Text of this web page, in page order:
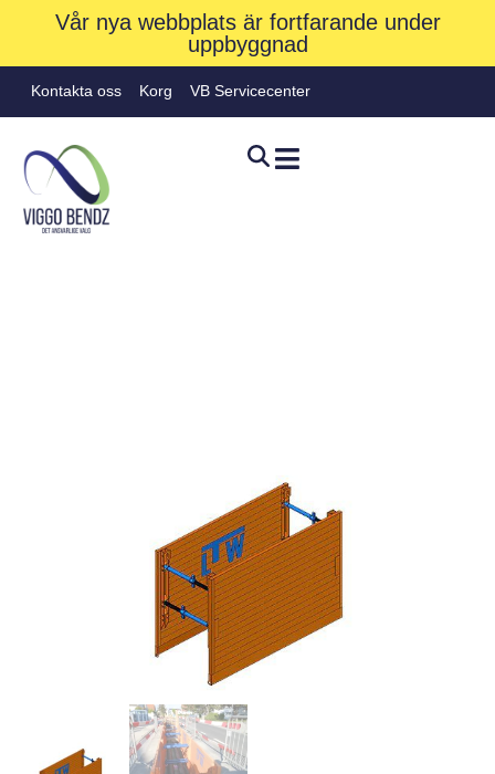
Vår nya webbplats är fortfarande under
uppbyggnad
Kontakta oss Korg VB Servicecenter